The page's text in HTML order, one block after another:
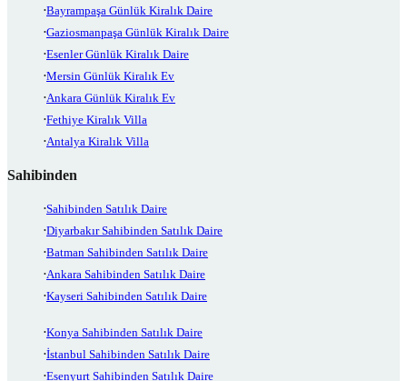
Bayrampaşa Günlük Kiralık Daire
Gaziosmanpaşa Günlük Kiralık Daire
Esenler Günlük Kiralık Daire
Mersin Günlük Kiralık Ev
Ankara Günlük Kiralık Ev
Fethiye Kiralık Villa
Antalya Kiralık Villa
Sahibinden
Sahibinden Satılık Daire
Diyarbakır Sahibinden Satılık Daire
Batman Sahibinden Satılık Daire
Ankara Sahibinden Satılık Daire
Kayseri Sahibinden Satılık Daire
Konya Sahibinden Satılık Daire
İstanbul Sahibinden Satılık Daire
Esenyurt Sahibinden Satılık Daire